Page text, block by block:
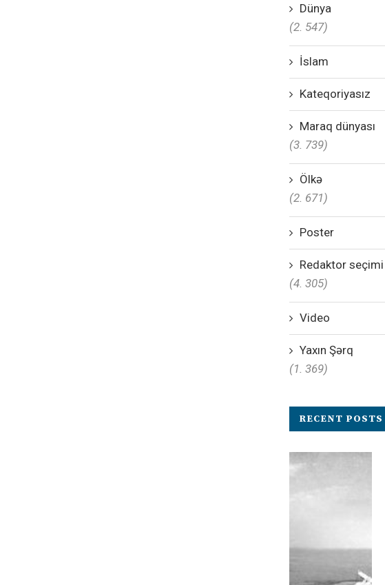
Dünya
(2. 547)
İslam
Kateqoriyasız
Maraq dünyası
(3. 739)
Ölkə
(2. 671)
Poster
Redaktor seçimi
(4. 305)
Video
Yaxın Şərq
(1. 369)
RECENT POSTS